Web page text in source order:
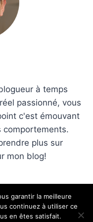
à temps
passionné, vous
c'est émouvant
comportements.
plus sur
mon blog!
animaux
garantir la meilleure
continuez à utiliser ce
en êtes satisfait.